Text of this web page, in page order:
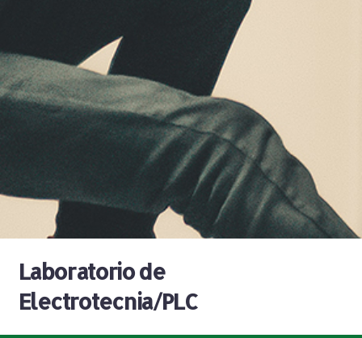
Laboratorio de
Electrotecnia/PLC